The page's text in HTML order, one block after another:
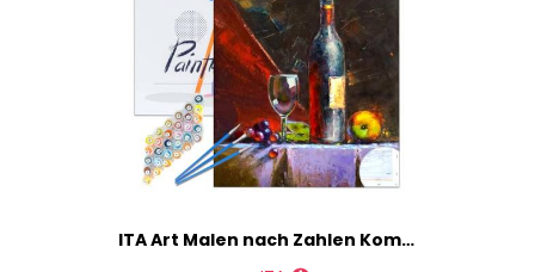
ITA Art Malen nach Zahlen Komplett Set mit Keilrahmen, Acrylfarben, Pinseln, Zubehör, Geschenkbox - DIY Gemälde Bastelset Kit mit Leinwand für Erwachsene, 40x50 cm, Stillleben mit Wein